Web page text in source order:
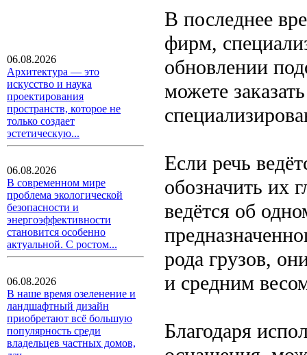
06.08.2026
Архитектура — это
искусство и наука
проектирования
пространств, которое не
только создает
эстетическую...
06.08.2026
В современном мире
проблема экологической
безопасности и
энергоэффективности
становится особенно
актуальной. С ростом...
06.08.2026
В наше время озеленение и
ландшафтный дизайн
приобретают всё большую
популярность среди
владельцев частных домов,
В последнее
фирм,
обновлении
можете
Если речь
обозначить их
ведётся об
рода грузов,
и средним
Благодаря